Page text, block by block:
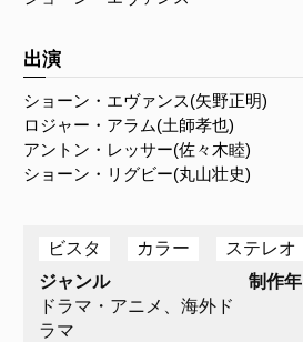
出演
ショーン・エヴァンス(矢野正明)
ロジャー・アラム(土師孝也)
アントン・レッサー(佐々木睦)
ショーン・リグビー(丸山壮史)
ビスタ カラー ステレオ
ジャンル
ドラマ・アニメ、海外ド
ラマ
制作年